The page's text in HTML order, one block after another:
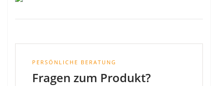
PERSÖNLICHE BERATUNG
Fragen zum Produkt?